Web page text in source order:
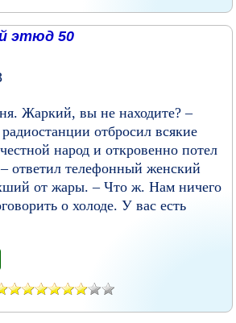
этюд 50
Жаркий, вы не находите? –
отбросил всякие
народ и откровенно потел
ответил телефонный женский
от жары. – Что ж. Нам ничего
о холоде. У вас есть